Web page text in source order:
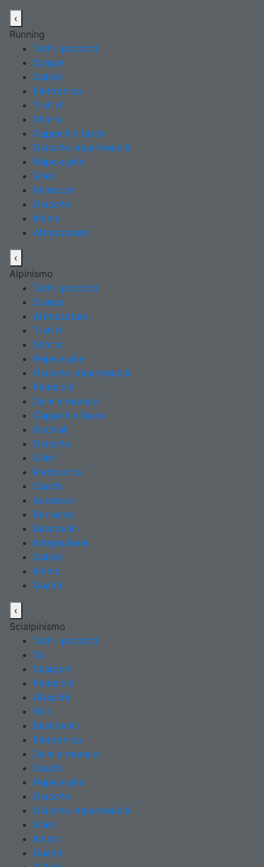
‹
Running
Tutti i prodotti
Scarpe
Calzini
Elettronica
T-shirt
Shorts
Cappelli e fasce
Giacche impermeabili
Felpe e pile
Gilet
Pantaloni
Giacche
Intimo
Attrezzatura
‹
Alpinismo
Tutti i prodotti
Scarpe
Attrezzatura
T-shirt
Shorts
Felpe e pile
Giacche impermeabili
Pantaloni
Zaini e marsupi
Cappelli e fasce
Occhiali
Giacche
Gilet
Elettronica
Caschi
Accessori
Borracce
Bastoncini
Integrazione
Calzini
Intimo
Guanti
‹
Scialpinismo
Tutti i prodotti
Sci
Scarponi
Pantaloni
Attacchi
Pelli
Bastoncini
Elettronica
Zaini e marsupi
Caschi
Felpe e pile
Giacche
Giacche impermeabili
Gilet
Intimo
Guanti